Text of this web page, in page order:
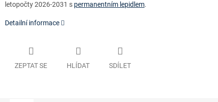
letopočty 2026-2031 s permanentním lepidlem.
Detailní informace
ZEPTAT SE HLÍDAT SDÍLET